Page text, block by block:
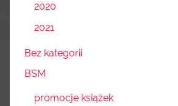
2020
2021
Bez kategorii
BSM
promocje książek